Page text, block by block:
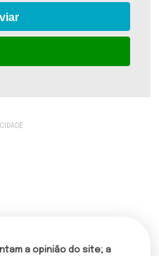
a opinião do site; a